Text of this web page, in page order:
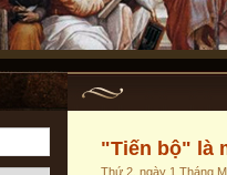
"Tiến bộ" là
Thứ 2, ngày 1 Tháng